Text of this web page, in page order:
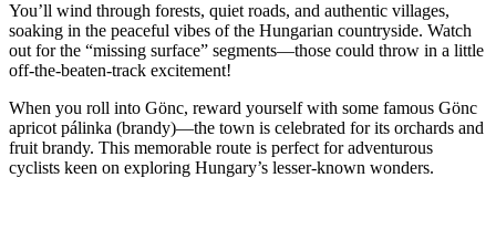
You’ll wind through forests, quiet roads, and authentic villages,
soaking in the peaceful vibes of the Hungarian countryside. Watch
out for the “missing surface” segments—those could throw in a little
off-the-beaten-track excitement!
When you roll into Gönc, reward yourself with some famous Gönc
apricot pálinka (brandy)—the town is celebrated for its orchards and
fruit brandy. This memorable route is perfect for adventurous
cyclists keen on exploring Hungary’s lesser-known wonders.